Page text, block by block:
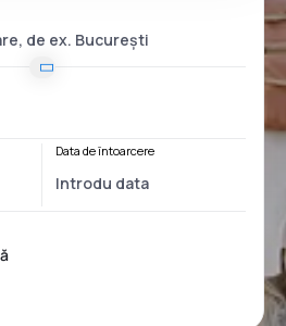
Data de întoarcere